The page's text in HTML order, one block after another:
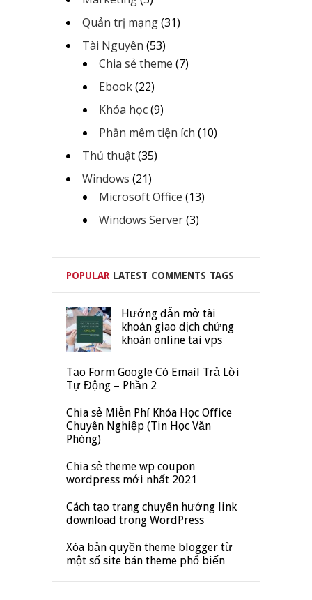
Quản trị mạng(31)
Tài Nguyên (53)
Chia sẻ theme (7)
Ebook(22)
Khóa học(9)
Phần mêm tiện ích (10)
Thủ thuật(35)
Windows (21)
Microsoft Office (13)
Windows Server(3)
POPULAR LATEST COMMENTS TAGS
Hướng dẫn mở tài
khoản giao dịch chứng
khoán online tại vps
Tạo Form Google Có Email Trả Lời
Tự Động – Phần 2
Chia sẻ Miễn Phí Khóa Học Office
Chuyên Nghiệp (Tin Học Văn
Phòng)
Chia sẻ theme wp coupon
wordpress mới nhất 2021
Cách tạo trang chuyển hướng link
download trong WordPress
Xóa bản quyền theme blogger từ
một số site bán theme phổ biến